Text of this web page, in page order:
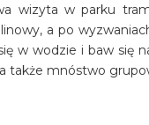
wizyta w parku
a po
w wodzie i baw się
także mnóstwo